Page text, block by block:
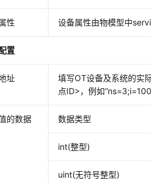
性 设备属性由物模型中
置
址
填写OT设备及系统的实
点ID>，例如
的数据 数据类型
int(整型)
uint(无符号整型)